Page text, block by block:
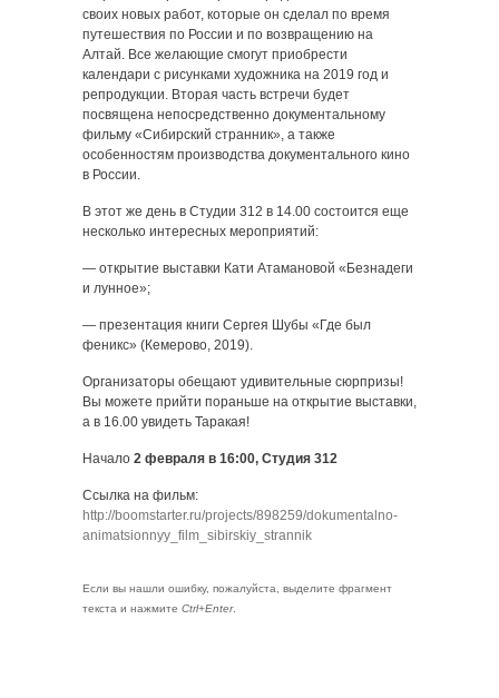
своих новых работ, которые он сделал по время
путешествия по России и по возвращению на
Алтай. Все желающие смогут приобрести
календари с рисунками художника на 2019 год и
репродукции. Вторая часть встречи будет
посвящена непосредственно документальному
фильму «Сибирский странник», а также
особенностям производства документального кино
в России.
В этот же день в Студии 312 в 14.00 состоится еще
несколько интересных мероприятий:
— открытие выставки Кати Атамановой «Безнадеги
и лунное»;
— презентация книги Сергея Шубы «Где был
феникс» (Кемерово, 2019).
Организаторы обещают удивительные сюрпризы!
Вы можете прийти пораньше на открытие выставки,
а в 16.00 увидеть Таракая!
Начало 2 февраля в 16:00, Студия 312
Ссылка на фильм:
http://boomstarter.ru/projects/898259/dokumentalno-
animatsionnyy_film_sibirskiy_strannik
Если вы нашли ошибку, пожалуйста, выделите фрагмент
текста и нажмите Ctrl+Enter.